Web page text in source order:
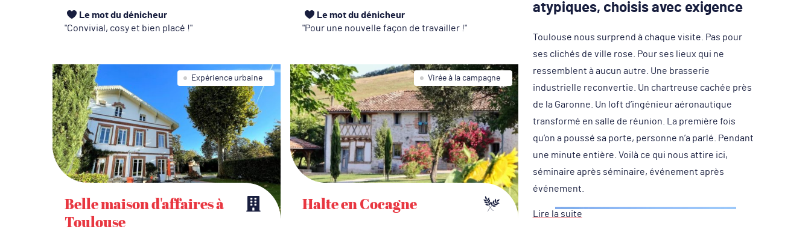
Le mot du dénicheur
Convivial, cosy et bien placé !
Le mot du dénicheur
Pour une nouvelle façon de travailler !
Expérience urbaine
Belle maison d'affaires à
Toulouse
Virée à la campagne
Halte en Cocagne
atypiques, choisis avec exigence
Toulouse nous surprend à chaque visite. Pas pour
ses clichés de ville rose. Pour ses lieux qui ne
ressemblent à aucun autre. Une brasserie
industrielle reconvertie. Un chartreuse cachée près
de la Garonne. Un loft d’ingénieur aéronautique
transformé en salle de réunion. La première fois
qu’on a poussé sa porte, personne n’a parlé. Pendant
une minute entière. Voilà ce qui nous attire ici,
séminaire après séminaire, événement après
événement.
Lire la suite